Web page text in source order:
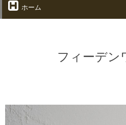
ホーム
オーダーデ
Desk
フィーデン